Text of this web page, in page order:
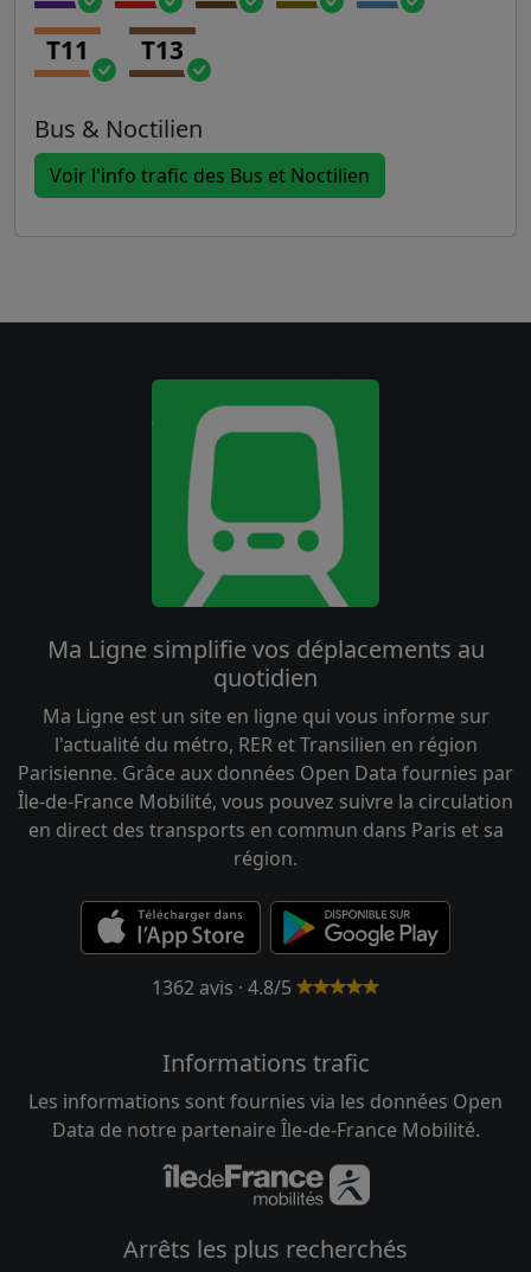
T11 T13
Bus & Noctilien
Voir l'info trafic des Bus et Noctilien
Ma Ligne simplifie vos déplacements au
quotidien
Ma Ligne est un site en ligne qui vous informe sur
l'actualité du métro, RER et Transilien en région
Parisienne. Grâce aux données Open Data fournies par
Île-de-France Mobilité, vous pouvez suivre la circulation
en direct des transports en commun dans Paris et sa
région.
1362 avis · 4.8/5
Informations trafic
Les informations sont fournies via les données Open
Data de notre partenaire Île-de-France Mobilité.
Arrêts les plus recherchés